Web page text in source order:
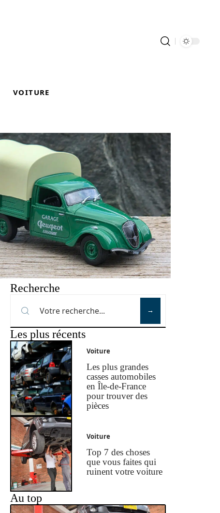
VOITURE
Recherche
Les plus récents
Voiture
Les plus grandes
casses automobiles
en Île-de-France
pour trouver des
pièces
Voiture
Top 7 des choses
que vous faites qui
ruinent votre voiture
Au top